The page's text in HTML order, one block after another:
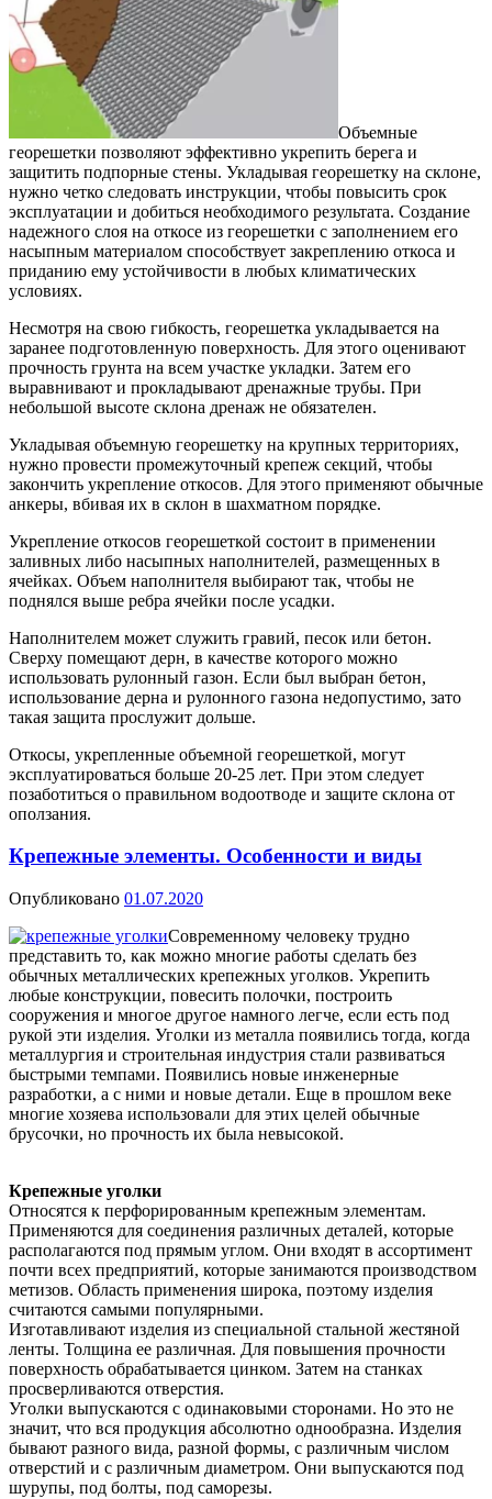
Объемные
георешетки позволяют эффективно укрепить берега и
защитить подпорные стены. Укладывая георешетку на склоне,
нужно четко следовать инструкции, чтобы повысить срок
эксплуатации и добиться необходимого результата. Создание
надежного слоя на откосе из георешетки с заполнением его
насыпным материалом способствует закреплению откоса и
приданию ему устойчивости в любых климатических
условиях.
Несмотря на свою гибкость, георешетка укладывается на
заранее подготовленную поверхность. Для этого оценивают
прочность грунта на всем участке укладки. Затем его
выравнивают и прокладывают дренажные трубы. При
небольшой высоте склона дренаж не обязателен.
Укладывая объемную георешетку на крупных территориях,
нужно провести промежуточный крепеж секций, чтобы
закончить укрепление откосов. Для этого применяют обычные
анкеры, вбивая их в склон в шахматном порядке.
Укрепление откосов георешеткой состоит в применении
заливных либо насыпных наполнителей, размещенных в
ячейках. Объем наполнителя выбирают так, чтобы не
поднялся выше ребра ячейки после усадки.
Наполнителем может служить гравий, песок или бетон.
Сверху помещают дерн, в качестве которого можно
использовать рулонный газон. Если был выбран бетон,
использование дерна и рулонного газона недопустимо, зато
такая защита прослужит дольше.
Откосы, укрепленные объемной георешеткой, могут
эксплуатироваться больше 20-25 лет. При этом следует
позаботиться о правильном водоотводе и защите склона от
оползания.
Крепежные элементы. Особенности и виды
Опубликовано 01.07.2020
Современному человеку трудно
представить то, как можно многие работы сделать без
обычных металлических крепежных уголков. Укрепить
любые конструкции, повесить полочки, построить
сооружения и многое другое намного легче, если есть под
рукой эти изделия. Уголки из металла появились тогда, когда
металлургия и строительная индустрия стали развиваться
быстрыми темпами. Появились новые инженерные
разработки, а с ними и новые детали. Еще в прошлом веке
многие хозяева использовали для этих целей обычные
брусочки, но прочность их была невысокой.
Крепежные уголки
Относятся к перфорированным крепежным элементам.
Применяются для соединения различных деталей, которые
располагаются под прямым углом. Они входят в ассортимент
почти всех предприятий, которые занимаются производством
метизов. Область применения широка, поэтому изделия
считаются самыми популярными.
Изготавливают изделия из специальной стальной жестяной
ленты. Толщина ее различная. Для повышения прочности
поверхность обрабатывается цинком. Затем на станках
просверливаются отверстия.
Уголки выпускаются с одинаковыми сторонами. Но это не
значит, что вся продукция абсолютно однообразна. Изделия
бывают разного вида, разной формы, с различным числом
отверстий и с различным диаметром. Они выпускаются под
шурупы, под болты, под саморезы.